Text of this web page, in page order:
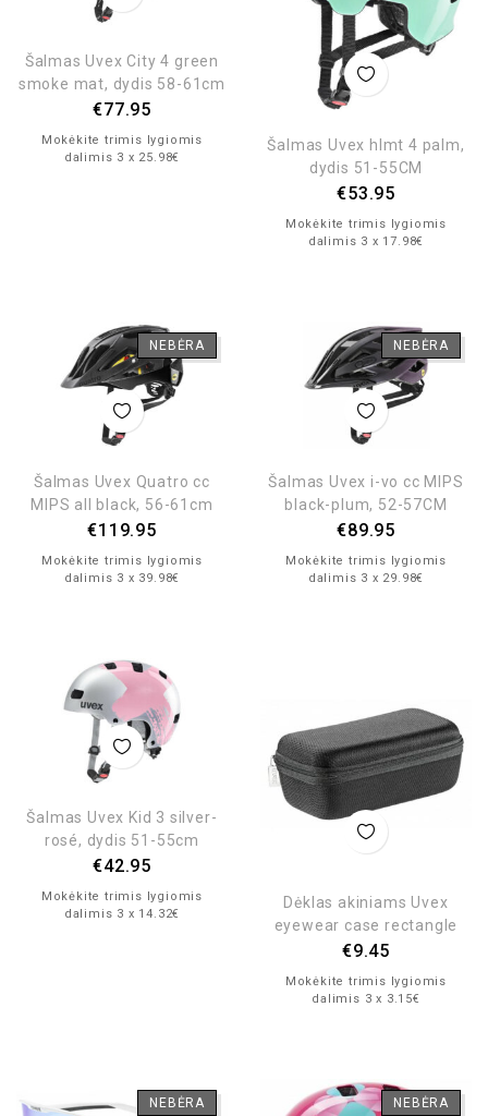
Šalmas Uvex City 4 green
smoke mat, dydis 58-61cm
€77.95
Mokėkite trimis lygiomis
dalimis 3 x 25.98€
Šalmas Uvex hlmt 4 palm,
dydis 51-55CM
€53.95
Mokėkite trimis lygiomis
dalimis 3 x 17.98€
NEBĖRA
Šalmas Uvex Quatro cc
MIPS all black, 56-61cm
€119.95
Mokėkite trimis lygiomis
dalimis 3 x 39.98€
NEBĖRA
Šalmas Uvex i-vo cc MIPS
black-plum, 52-57CM
€89.95
Mokėkite trimis lygiomis
dalimis 3 x 29.98€
Šalmas Uvex Kid 3 silver-
rosé, dydis 51-55cm
€42.95
Mokėkite trimis lygiomis
dalimis 3 x 14.32€
Dėklas akiniams Uvex
eyewear case rectangle
€9.45
Mokėkite trimis lygiomis
dalimis 3 x 3.15€
NEBĖRA NEBĖRA